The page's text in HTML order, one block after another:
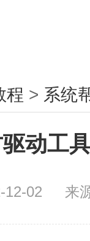
程 > 系统
动工
12-02 来